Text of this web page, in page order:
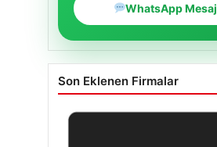
WhatsApp Mesaj
Son Eklenen Firmalar